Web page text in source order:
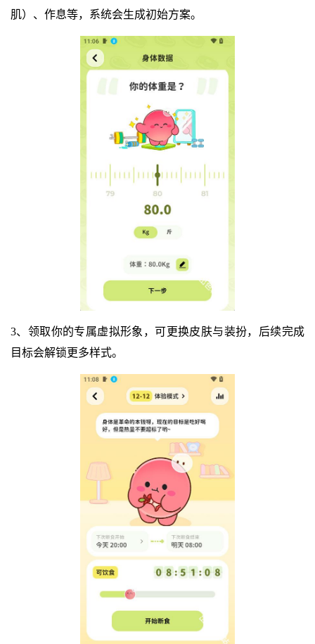
肌）、作息等，系统会生成初始方案。
3、领取你的专属虚拟形象，可更换皮肤与装扮，后续完成
目标会解锁更多样式。